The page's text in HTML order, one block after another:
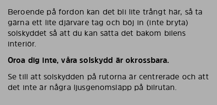
Beroende på fordon kan det bli lite trångt här, så ta
gärna ett lite djärvare tag och böj in (inte bryta)
solskyddet så att du kan sätta det bakom bilens
interiör.
Oroa dig inte, våra solskydd är okrossbara.
Se till att solskydden på rutorna är centrerade och att
det inte är några ljusgenomsläpp på bilrutan.